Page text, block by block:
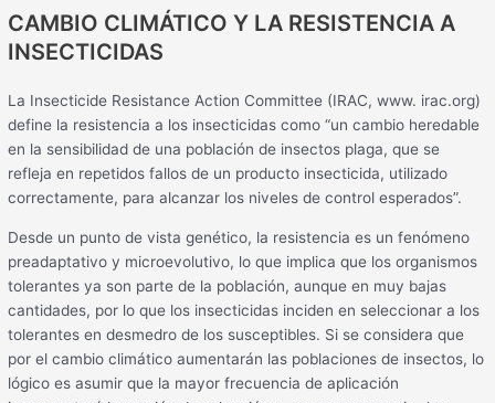
CAMBIO CLIMÁTICO Y LA RESISTENCIA A
INSECTICIDAS
La Insecticide Resistance Action Committee (IRAC, www. irac.org)
define la resistencia a los insecticidas como “un cambio heredable
en la sensibilidad de una población de insectos plaga, que se
refleja en repetidos fallos de un producto insecticida, utilizado
correctamente, para alcanzar los niveles de control esperados”.
Desde un punto de vista genético, la resistencia es un fenómeno
preadaptativo y microevolutivo, lo que implica que los organismos
tolerantes ya son parte de la población, aunque en muy bajas
cantidades, por lo que los insecticidas inciden en seleccionar a los
tolerantes en desmedro de los susceptibles. Si se considera que
por el cambio climático aumentarán las poblaciones de insectos, lo
lógico es asumir que la mayor frecuencia de aplicación